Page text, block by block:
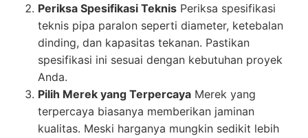
Periksa Spesifikasi Teknis Periksa spesifikasi
teknis pipa paralon seperti diameter, ketebalan
dinding, dan kapasitas tekanan. Pastikan
spesifikasi ini sesuai dengan kebutuhan proyek
Anda.
Pilih Merek yang Terpercaya Merek yang
terpercaya biasanya memberikan jaminan
kualitas. Meski harganya mungkin sedikit lebih